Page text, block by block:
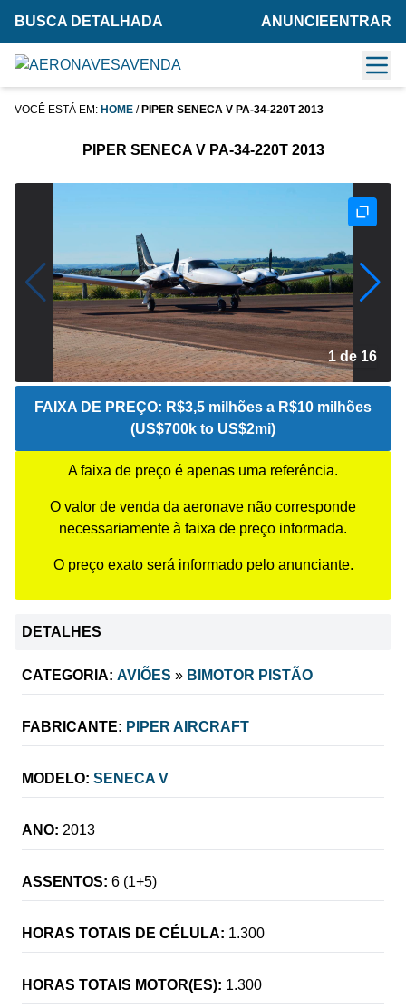
BUSCA DETALHADA ANUNCIE ENTRAR
VOCÊ ESTÁ EM: HOME / PIPER SENECA V PA-34-220T 2013
PIPER SENECA V PA-34-220T 2013
2 de 16
FAIXA DE PREÇO: R$3,5 milhões a R$10 milhões
(US$700k to US$2mi)
A faixa de preço é apenas uma referência.
O valor de venda da aeronave não corresponde
necessariamente à faixa de preço informada.
O preço exato será informado pelo anunciante.
DETALHES
CATEGORIA: AVIÕES » BIMOTOR PISTÃO
FABRICANTE: PIPER AIRCRAFT
MODELO: SENECA V
ANO: 2013
ASSENTOS: 6 (1+5)
HORAS TOTAIS DE CÉLULA: 1.300
HORAS TOTAIS MOTOR(ES): 1.300